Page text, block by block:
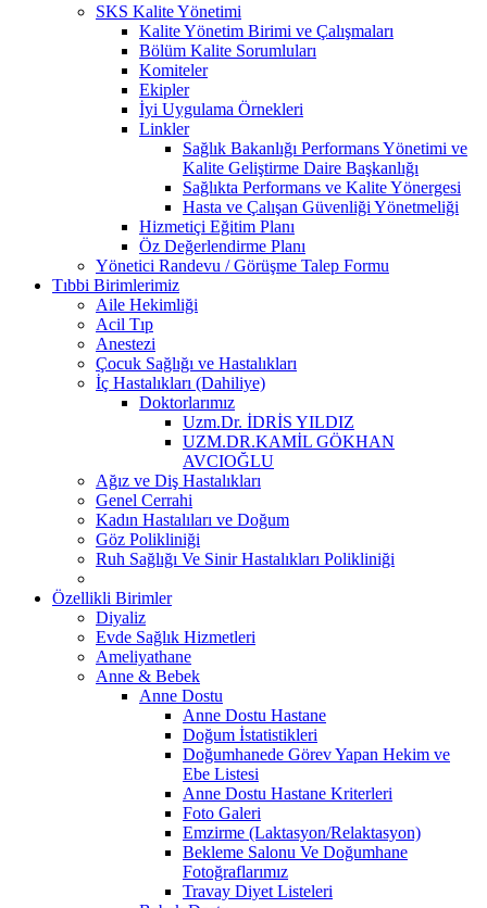
SKS Kalite Yönetimi
Kalite Yönetim Birimi ve Çalışmaları
Bölüm Kalite Sorumluları
Komiteler
Ekipler
İyi Uygulama Örnekleri
Linkler
Sağlık Bakanlığı Performans Yönetimi ve
Kalite Geliştirme Daire Başkanlığı
Sağlıkta Performans ve Kalite Yönergesi
Hasta ve Çalışan Güvenliği Yönetmeliği
Hizmetiçi Eğitim Planı
Öz Değerlendirme Planı
Yönetici Randevu / Görüşme Talep Formu
Tıbbi Birimlerimiz
Aile Hekimliği
Acil Tıp
Anestezi
Çocuk Sağlığı ve Hastalıkları
İç Hastalıkları (Dahiliye)
Doktorlarımız
Uzm.Dr. İDRİS YILDIZ
UZM.DR.KAMİL GÖKHAN
AVCIOĞLU
Ağız ve Diş Hastalıkları
Genel Cerrahi
Kadın Hastalıları ve Doğum
Göz Polikliniği
Ruh Sağlığı Ve Sinir Hastalıkları Polikliniği
Özellikli Birimler
Diyaliz
Evde Sağlık Hizmetleri
Ameliyathane
Anne & Bebek
Anne Dostu
Anne Dostu Hastane
Doğum İstatistikleri
Doğumhanede Görev Yapan Hekim ve
Ebe Listesi
Anne Dostu Hastane Kriterleri
Foto Galeri
Emzirme (Laktasyon/Relaktasyon)
Bekleme Salonu Ve Doğumhane
Fotoğraflarımız
Travay Diyet Listeleri